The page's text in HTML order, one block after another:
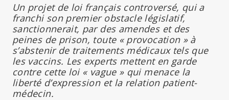
Un projet de loi français controversé, qui a
franchi son premier obstacle législatif,
sanctionnerait, par des amendes et des
peines de prison, toute « provocation » à
s’abstenir de traitements médicaux tels que
les vaccins. Les experts mettent en garde
contre cette loi « vague » qui menace la
liberté d’expression et la relation patient-
médecin.